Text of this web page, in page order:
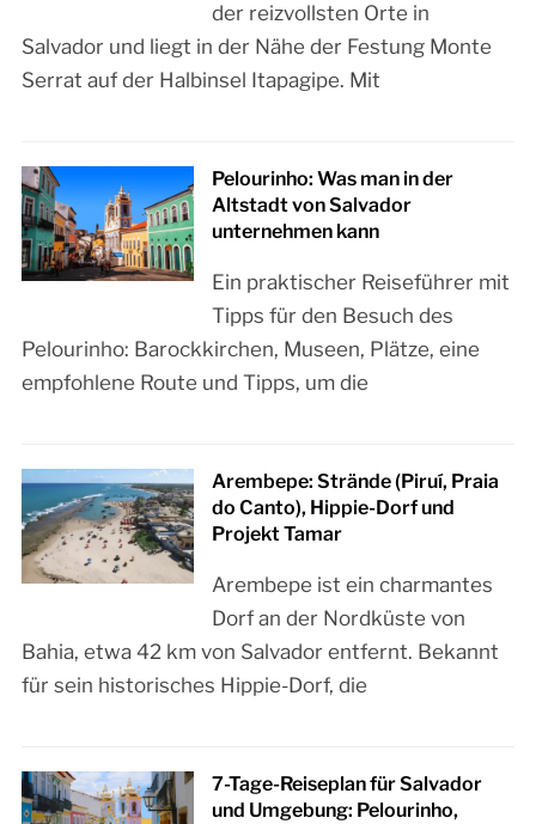
der reizvollsten Orte in
Salvador und liegt in der Nähe der Festung Monte
Serrat auf der Halbinsel Itapagipe. Mit
Pelourinho: Was man in der
Altstadt von Salvador
unternehmen kann
Ein praktischer Reiseführer mit
Tipps für den Besuch des
Pelourinho: Barockkirchen, Museen, Plätze, eine
empfohlene Route und Tipps, um die
Arembepe: Strände (Piruí, Praia
do Canto), Hippie-Dorf und
Projekt Tamar
Arembepe ist ein charmantes
Dorf an der Nordküste von
Bahia, etwa 42 km von Salvador entfernt. Bekannt
für sein historisches Hippie-Dorf, die
7-Tage-Reiseplan für Salvador
und Umgebung: Pelourinho,